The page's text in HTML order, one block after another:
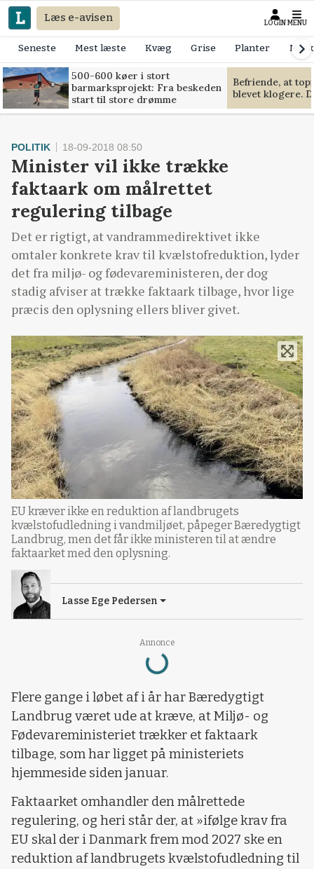
Læs e-avisen LOGIN MENU
Seneste Mest læste Kvæg Grise Planter
500-600 køer i stort
barmarksprojekt: Fra beskeden
start til store drømme
Befriende, at
blevet klogere.
Annonce
Loading...
POLITIK 18-09-2018 08:50
Minister vil ikke trække
faktaark om målrettet
regulering tilbage
Det er rigtigt, at vandrammedirektivet ikke
omtaler konkrete krav til kvælstofreduktion, lyder
det fra miljø- og fødevareministeren, der dog
stadig afviser at trække faktaark tilbage, hvor lige
præcis den oplysning ellers bliver givet.
EU kræver ikke en reduktion af landbrugets
kvælstofudledning i vandmiljøet, påpeger Bæredygtigt
Landbrug, men det får ikke ministeren til at ændre
faktaarket med den oplysning.
Lasse Ege Pedersen
Flere gange i løbet af i år har Bæredygtigt
Landbrug været ude at kræve, at Miljø- og
Fødevareministeriet trækker et faktaark
tilbage, som har ligget på ministeriets
hjemmeside siden januar.
Faktaarket omhandler den målrettede
regulering, og heri står der, at »ifølge krav fra
EU skal der i Danmark frem mod 2027 ske en
reduktion af landbrugets kvælstofudledning til